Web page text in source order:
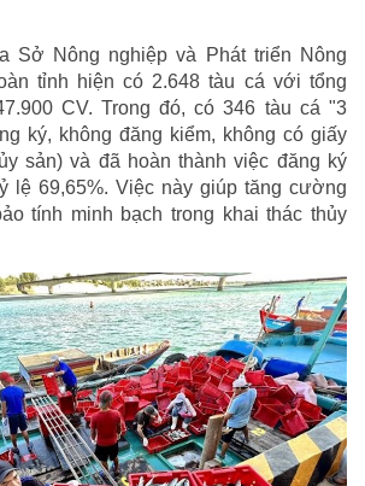
Sở Nông nghiệp và Phát triển Nông
tỉnh hiện có 2.648 tàu cá với tổng
CV. Trong đó, có 346 tàu cá "3
ký, không đăng kiểm, không có giấy
sản) và đã hoàn thành việc đăng ký
lệ 69,65%. Việc này giúp tăng cường
tính minh bạch trong khai thác thủy